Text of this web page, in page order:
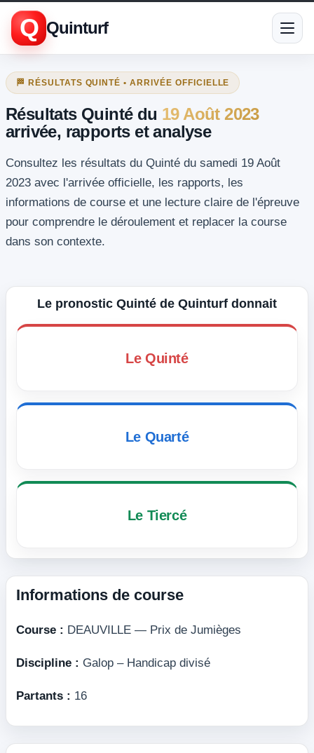
Q Quinturf
🏁 RÉSULTATS QUINTÉ • ARRIVÉE OFFICIELLE
Résultats Quinté du 19 Août 2023
arrivée, rapports et analyse
Consultez les résultats du Quinté du samedi 19 Août
2023 avec l'arrivée officielle, les rapports, les
informations de course et une lecture claire de l'épreuve
pour comprendre le déroulement et replacer la course
dans son contexte.
Le pronostic Quinté de Quinturf donnait
Le Quinté
Le Quarté
Le Tiercé
Informations de course
Course : DEAUVILLE — Prix de Jumièges
Discipline : Galop – Handicap divisé
Partants : 16